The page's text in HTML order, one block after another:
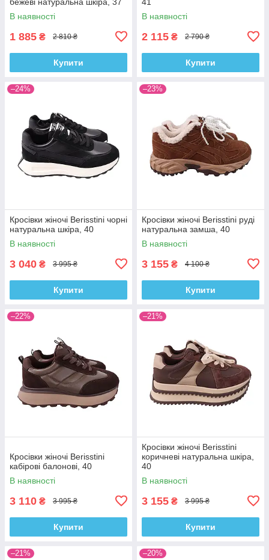
В наявності
1 885 ₴ 2 810 ₴
Купити
В наявності
2 115 ₴ 2 790 ₴
Купити
–24%
Кросівки жіночі Berisstini чорні
натуральна шкіра, 40
В наявності
3 040 ₴ 3 995 ₴
Купити
–23%
Кросівки жіночі Berisstini руді
натуральна замша, 40
В наявності
3 155 ₴ 4 100 ₴
Купити
–22%
Кросівки жіночі Berisstini
кабірові балонові, 40
В наявності
3 110 ₴ 3 995 ₴
Купити
–21%
Кросівки жіночі Berisstini
коричневі натуральна шкіра,
40
В наявності
3 155 ₴ 3 995 ₴
Купити
–21% –20%